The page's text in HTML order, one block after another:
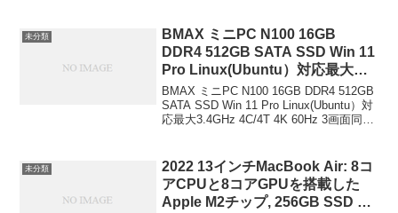
を簡単に視覚化 10000mAh超大
容量バッテリー 価格：￥84,800-
（税込）
Fi6/BT5.2/USB3.2/HDMI/2.5Gbp
s LAN/SDカードスロット 4画面
同時出力 5つ星のうち4.6 114
￥51,000
未分類
BMAX ミニPC N100 16GB
DDR4 512GB SATA SSD Win 11
Pro Linux(Ubuntu）対応最大
3.4GHz 4C/4T 4K 60Hz 3画面同
時出力 Type-C (full features)
HDMI 2.0*2 USB*4 WIFI5/BT4.2
富なポート 省電力 Bmax
￥29,890
BMAX ミニPC N100 16GB DDR4 512GB
SATA SSD Win 11 Pro Linux(Ubuntu）対
応最大3.4GHz 4C/4T 4K 60Hz 3画面同時
未分類
2022 13インチMacBook Air: 8コ
アCPUと8コアGPUを搭載した
Apple M2チップ, 256GB SSD –